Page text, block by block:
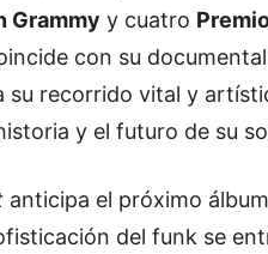
Grammy y cuatro
con su documental
su recorrido vital y
y el futuro de su
anticipa el próximo
del funk se